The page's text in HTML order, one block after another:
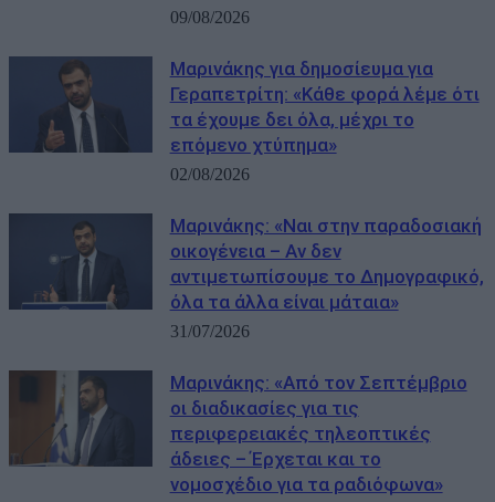
09/08/2026
Μαρινάκης για δημοσίευμα για
Γεραπετρίτη: «Κάθε φορά λέμε ότι
τα έχουμε δει όλα, μέχρι το
επόμενο χτύπημα»
02/08/2026
Μαρινάκης: «Ναι στην παραδοσιακή
οικογένεια – Αν δεν
αντιμετωπίσουμε το Δημογραφικό,
όλα τα άλλα είναι μάταια»
31/07/2026
Μαρινάκης: «Από τον Σεπτέμβριο
οι διαδικασίες για τις
περιφερειακές τηλεοπτικές
άδειες – Έρχεται και το
νομοσχέδιο για τα ραδιόφωνα»